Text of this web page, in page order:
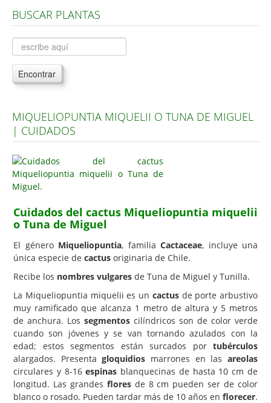
Árboles, Cicas y Palmeras de la G a la Z
Plantas Anuales y Perennes
Plantas Bulbosas y Acuáticas
Plantas de Interior
Plantas Aromáticas y de Huerto
Plantas Carnívoras y Orquídeas
Consejos
Hemisferio Norte
Hemisferio Sur
Enfermedades
Animales
Carencias
Fotos
Flores y Plantas
Árboles y Palmeras
Arbustos y Trepadoras
Cactus y Suculentas
BUSCAR PLANTAS
Encontrar
MIQUELIOPUNTIA MIQUELII O TUNA DE MIGUEL
| CUIDADOS
Cuidados del cactus Miqueliopuntia miquelii
o Tuna de Miguel
El género Miqueliopuntia, familia Cactaceae, incluye una
única especie de cactus originaria de Chile.
Recibe los nombres vulgares de Tuna de Miguel y Tunilla.
La Miqueliopuntia miquelii es un cactusde porte arbustivo
muy ramificado que alcanza 1 metro de altura y 5 metros
de anchura. Los segmentos cilíndricos son de color verde
cuando son jóvenes y se van tornando azulados con la
edad; estos segmentos están surcados por tubérculos
alargados. Presentagloquidios marrones en lasareolas
circulares y 8-16espinas blanquecinas de hasta 10 cm de
longitud. Las grandes floresde 8 cm pueden ser de color
blanco o rosado. Pueden tardar más de 10 años en florecer.